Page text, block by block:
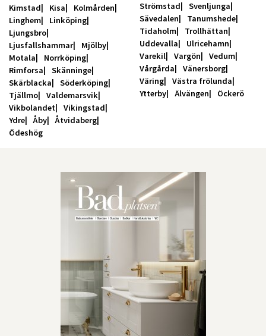
Kimstad Kisa
Kolmården
Linghem
Linköping
Ljungsbro
Ljusfallshammar
Mjölby
Motala
Norrköping
Rimforsa
Skänninge
Skärblacka
Söderköping
Tjällmo
Valdemarsvik
Vikbolandet
Vikingstad
Ydre
Åby
Åtvidaberg
Ödeshög
Strömstad
Svenljunga
Sävedalen
Tanumshede
Tidaholm
Trollhättan
Uddevalla
Ulricehamn
Varekil
Vargön
Vedum
Vårgårda
Vänersborg
Väring
Västra frölunda
Ytterby
Älvängen Öckerö